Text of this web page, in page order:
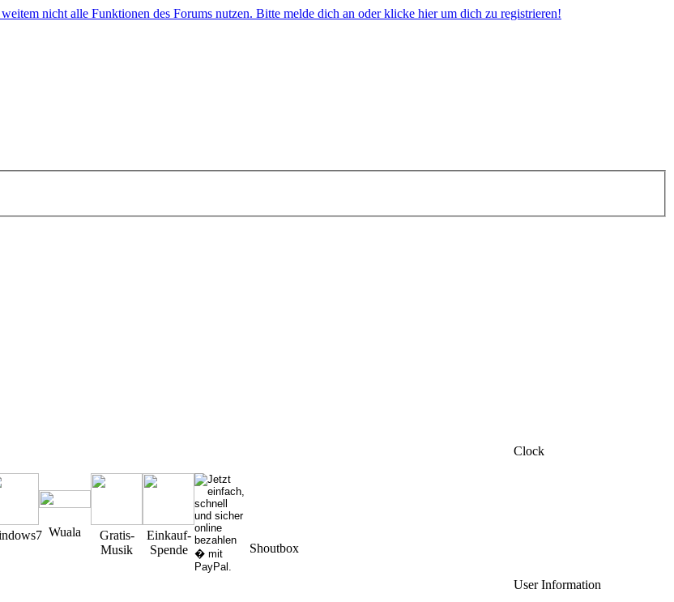
nicht alle Funktionen des Forums nutzen. Bitte melde dich an oder klicke hier um dich zu registrieren!
Wuala
Gratis-
Musik
Einkauf-
Spende
Shoutbox
Clock
User Information